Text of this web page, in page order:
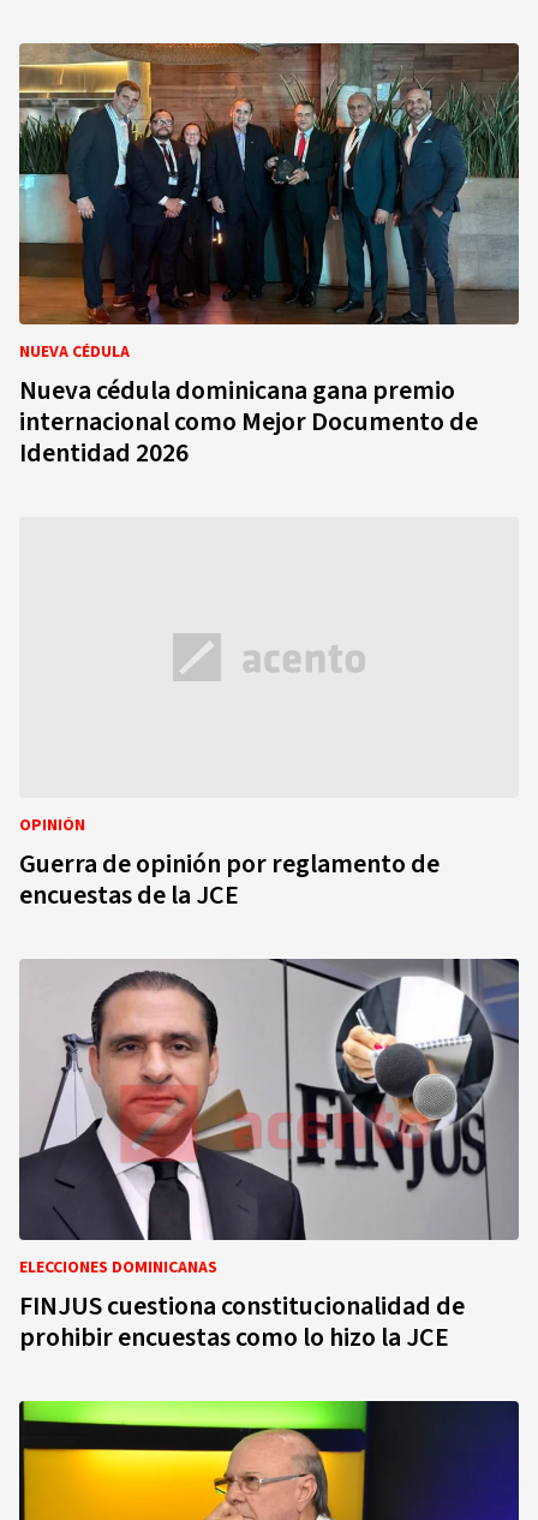
NUEVA CÉDULA
Nueva cédula dominicana gana premio
internacional como Mejor Documento de
Identidad 2026
OPINIÓN
Guerra de opinión por reglamento de
encuestas de la JCE
ELECCIONES DOMINICANAS
FINJUS cuestiona constitucionalidad de
prohibir encuestas como lo hizo la JCE